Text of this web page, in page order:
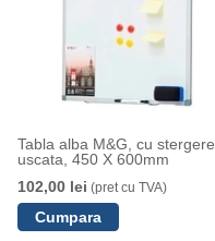
Tabla alba M&G, cu stergere
uscata, 450 X 600mm
102,00 lei (pret cu TVA)